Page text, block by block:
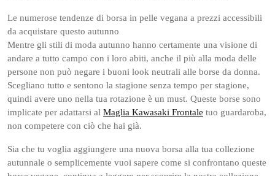
Le numerose tendenze di borsa in pelle vegana a prezzi accessibili
da acquistare questo autunno
Mentre gli stili di moda autunno hanno certamente una visione di
andare a tutto campo con i loro abiti, anche il più alla moda delle
persone non può negare i buoni look neutrali alle borse da donna.
Scegliano tutto e sentono la stagione senza tempo per stagione,
quindi avere uno nella tua rotazione è un must. Queste borse sono
implicate per adattarsi al Maglia Kawasaki Frontale tuo guardaroba,
non competere con ciò che hai già.
Sia che tu voglia aggiungere una nuova borsa alla tua collezione
autunnale o semplicemente vuoi sapere come si confrontano queste